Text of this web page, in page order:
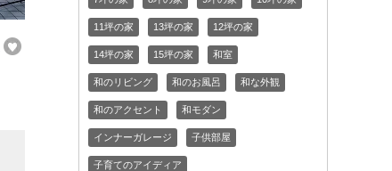
11坪の家 13坪の家 12坪の家
14坪の家 15坪の家 和室
和のリビング 和のお風呂 和な外観
和のアクセント 和モダン
インナーガレージ 子供部屋
子育てのアイディア